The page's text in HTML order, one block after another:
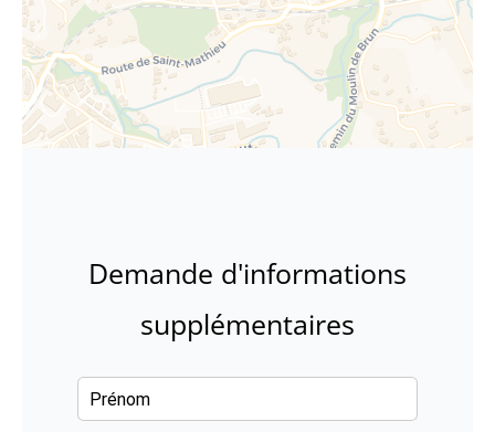
Demande d'informations
supplémentaires